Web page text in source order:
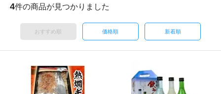
4件の商品が見つかりました
おすすめ順 価格順 新着順